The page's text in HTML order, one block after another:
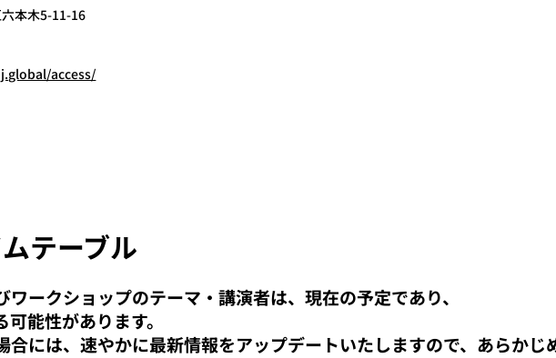
本木5-11-16
access/
テーブル
ワークショップのテーマ・講演者は、現在の予定であり、
能性があります。
合には、速やかに最新情報をアップデートいたしますので、あらかじ